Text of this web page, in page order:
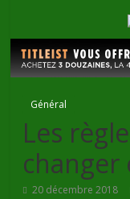
Général
Les
changer
20 décembre 2018